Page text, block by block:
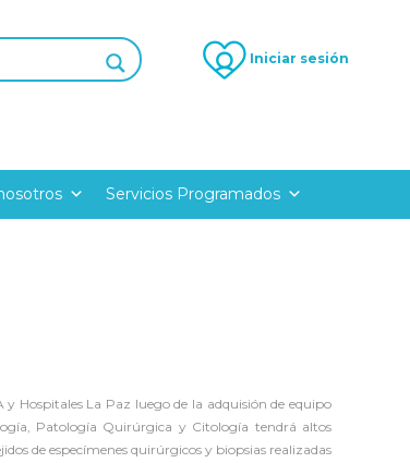
Iniciar sesión
Servicios Programados
Hospitales La Paz luego de la adquisión de equipo
Patología Quirúrgica y Citología tendrá altos
de especímenes quirúrgicos y biopsias realizadas